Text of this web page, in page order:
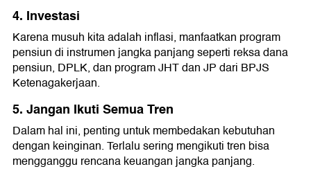
4. Investasi
Karena musuh kita adalah inflasi, manfaatkan program
pensiun di instrumen jangka panjang seperti reksa dana
pensiun, DPLK, dan program JHT dan JP dari BPJS
Ketenagakerjaan.
5. Jangan Ikuti Semua Tren
Dalam hal ini, penting untuk membedakan kebutuhan
dengan keinginan. Terlalu sering mengikuti tren bisa
mengganggu rencana keuangan jangka panjang.